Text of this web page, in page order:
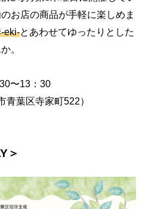
お店の商品が手軽に楽しめま
eki-とあわせてゆったりとした
。
〜13：30
葉区寺家町522）
＞